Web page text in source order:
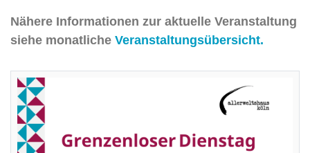
Nähere Informationen zur aktuelle Veranstaltung
siehe monatliche Veranstaltungsübersicht.